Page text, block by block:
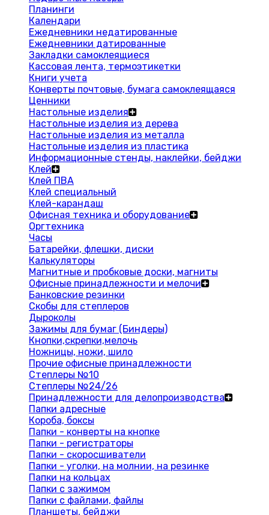
Планинги
Календари
Ежедневники недатированные
Ежедневники датированные
Закладки самоклеящиеся
Кассовая лента, термоэтикетки
Книги учета
Конверты почтовые, бумага самоклеящаяся
Ценники
Настольные изделия
Настольные изделия из дерева
Настольные изделия из металла
Настольные изделия из пластика
Информационные стенды, наклейки, бейджи
Клей
Клей ПВА
Клей специальный
Клей-карандаш
Офисная техника и оборудование
Оргтехника
Часы
Батарейки, флешки, диски
Калькуляторы
Магнитные и пробковые доски, магниты
Офисные принадлежности и мелочи
Банковские резинки
Скобы для степлеров
Дыроколы
Зажимы для бумаг (Биндеры)
Кнопки,скрепки,мелочь
Ножницы, ножи, шило
Прочие офисные принадлежности
Степлеры №10
Степлеры №24/26
Принадлежности для делопроизводства
Папки адресные
Короба, боксы
Папки - конверты на кнопке
Папки - регистраторы
Папки - скоросшиватели
Папки - уголки, на молнии, на резинке
Папки на кольцах
Папки с зажимом
Папки с файлами, файлы
Планшеты, бейджи